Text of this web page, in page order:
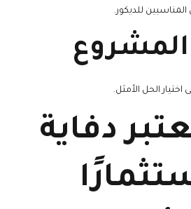
للديكور.
المشروع
اختيار الحل الأمثل.
دفاية